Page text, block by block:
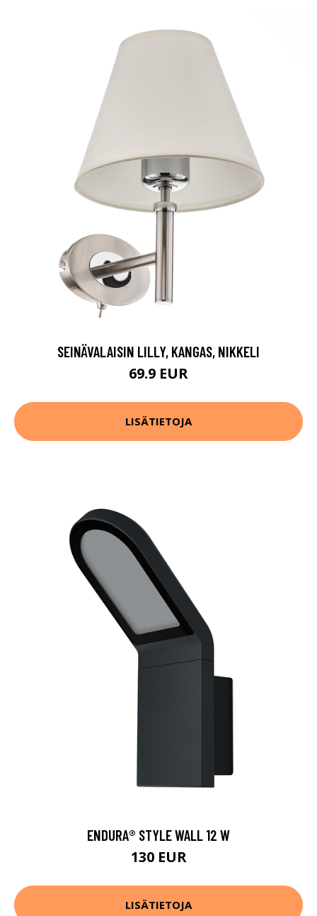
SEINÄVALAISIN LILLY, KANGAS, NIKKELI
69.9 EUR
LISÄTIETOJA
ENDURA® STYLE WALL 12 W
130 EUR
LISÄTIETOJA